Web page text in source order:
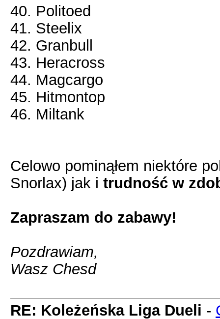
40. Politoed
41. Steelix
42. Granbull
43. Heracross
44. Magcargo
45. Hitmontop
46. Miltank
Celowo pominąłem niektóre
Snorlax) jak i trudność w
Zapraszam do zabawy!
Pozdrawiam,
Wasz Chesd
RE: Koleżeńska Liga Dueli -